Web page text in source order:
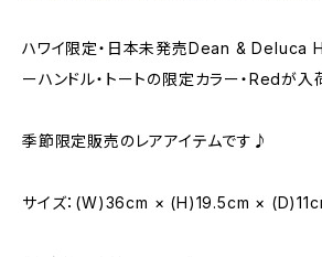
ハワイ限定・日本未発売Dean & Deluca
ーハンドル・トートの限定カラー・Redが入
季節限定販売のレアアイテムです♪
サイズ：(W)36cm × (H)19.5cm ×